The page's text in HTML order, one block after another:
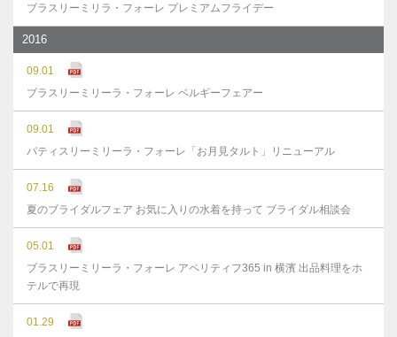
ブラスリーミリラ・フォーレ プレミアムフライデー
2016
09.01
ブラスリーミリーラ・フォーレ ベルギーフェアー
09.01
パティスリーミリーラ・フォーレ「お月見タルト」リニューアル
07.16
夏のブライダルフェア お気に入りの水着を持って ブライダル相談会
05.01
ブラスリーミリーラ・フォーレ アペリティフ365 in 横濱 出品料理をホ
テルで再現
01.29